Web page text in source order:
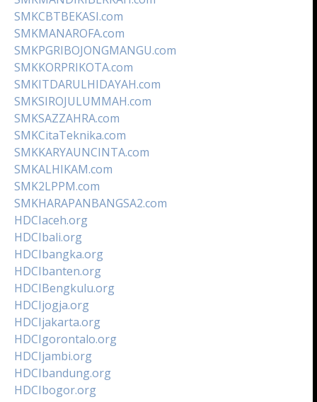
SMKCBTBEKASI.com
SMKMANAROFA.com
SMKPGRIBOJONGMANGU.com
SMKKORPRIKOTA.com
SMKITDARULHIDAYAH.com
SMKSIROJULUMMAH.com
SMKSAZZAHRA.com
SMKCitaTeknika.com
SMKKARYAUNCINTA.com
SMKALHIKAM.com
SMK2LPPM.com
SMKHARAPANBANGSA2.com
HDCIaceh.org
HDCIbali.org
HDCIbangka.org
HDCIbanten.org
HDCIBengkulu.org
HDCIjogja.org
HDCIjakarta.org
HDCIgorontalo.org
HDCIjambi.org
HDCIbandung.org
HDCIbogor.org